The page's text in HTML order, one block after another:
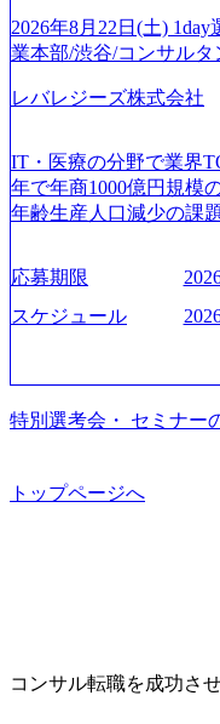
ィスカッションペ ーパ
は2019年11月に設立さ
ります。 事業・組織を
や組織がスケールして
参加できる環境です。
を作っていくことも可
る 弊社にはコンサルテ
ることも可能です。コ
ながら自らプロダクト
(希望者のみとなります
います ● 平均年齢は35
ます ● インダストリー・ソリューションで区切られていな
い組織です(ワンプール
ン八重洲 八重洲セント
かの実務経験を有する方 - MBB及び戦略ファー
ンサルティング経験2年以上 - BIG4の
す。 (1)既存または新規
戦略」等のコンサルテ
トは各業界上位5社をタ
「新規事業戦略」「既
案件をメインとしたコ
ェクト一部抜粋＞ ・海
モデル検討支援 ・金融
域における地域活性ア
援 ※その他新規事業や
ョンの案件が多数 ● マ
ケーション、成果物の
う。プロジェクト全体
てプロジェクト全体の
ジタル人材育成の支援
centure.com/content/dam/
いて (https://
のキャリアブログ
careers-blog) 江川社長が
kkei.com/atcl/gen/19/
由【コンサル業界俯瞰マ
材が集結するワケ
ジニアからコンサルタ
た？ (https://
ジュアリー製品のパー
m/jp-ja/case-studies/
s://www.accenture.com/jp-
ス） 世界49カ国に約73
擁し、世界120以上の
2026年8月22日(土)
業本部/渋谷/コンサル
レバレジーズ株式会社
IT・医療の分野で業界
年で年商1000億円規模
年齢生産人口減少の課
以上の事業を展開する
ており社内で新しい事
本経営をとっており、
s/
0x644.webp レバレジー
kerdeck.com/leverages/
cai-yong-xiang-ke) 「働
ps://melev.leverages.jp/)
「外国人留学生等受入
UI) レバレジーズで活
応募期限
スケジュール
特別選考会・ セミナー
トップページへ
コンサル転職を成功さ